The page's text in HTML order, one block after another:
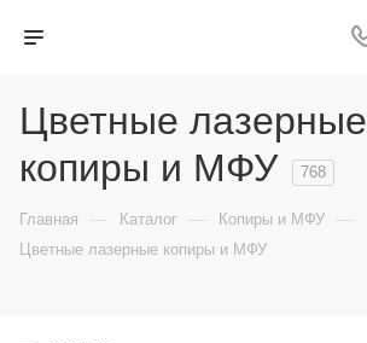
Цветные лазерные
копиры и МФУ
768
Главная — Каталог — Копиры и МФУ —
Цветные лазерные копиры и МФУ